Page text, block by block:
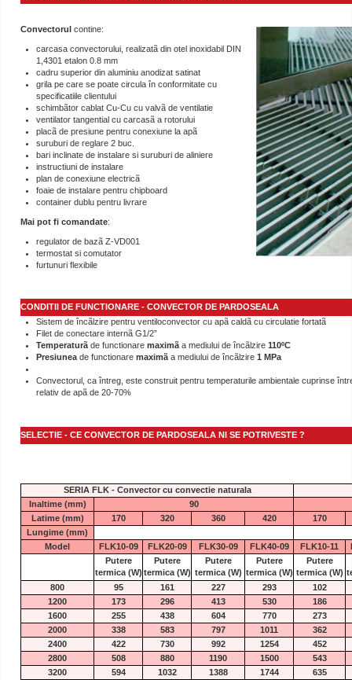
Convectorul contine:
carcasa convectorului, realizatã din otel inoxidabil DIN
1,4301 etalon 0.8 mm
cadru superior din aluminiu anodizat satinat
grila pe care se poate circula în conformitate cu
specificatiile clientului
schimbãtor cablat Cu-Cu cu valvã de ventilatie
ventilator tangential cu carcasã a rotorului
placã de presiune pentru conexiune la apã
suruburi de reglare 2 buc.
bari inclinate de instalare si suruburi de aliniere
instructiuni de instalare
plan de conexiune electricã
foaie de instalare pentru chipboard
container dublu pentru livrare
Mai pot fi comandate:
regulator de bazã Z-VD001
termostat si comutator
furtunuri flexibile
CONDITII DE FUNCTIONARE - CONVECTOR DE PARDOSEALA
Sistem de încãlzire pentru ventiloconvector cu apã caldã cu circulatie fortatã
Filet de conectare internã G1/2”
Temperaturã de functionare maximã a mediului de încãlzire 110ºC
Presiunea de functionare maximã a mediului de încãlzire 1 MPa
Convectorul, ca întreg, este construit pentru temperaturile ambientale cuprinse
relativ de apã de 20-70%
SELECTIE - CE CONVECTOR DE PARDOSEALA NI SE POTRIVESTE ?
SERIA FLK - Convector cu convectie naturala
Inaltime (mm)
90
Latime (mm)
170 320 360 420
170
Lungime (mm)
Model
FLK10-09 FLK20-09 FLK30-09 FLK40-09 FLK10-11
Putere
termica(W)
Putere
termica(W)
Putere
termica(W)
Putere
termica(W)
Putere
termica(W)
800
95 161 227 293
102
1200
173 296 413 530
186
1600
255 438 604 770
273
2000
338 583 797 1011
362
2400
422 730 992 1254
452
2800
508 880 1190 1500
543
3200
594 1032 1388 1744 635